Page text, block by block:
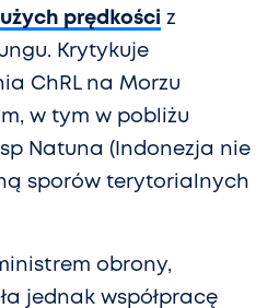
prędkości z
Krytykuje
ChRL na Morzu
w tym w pobliżu
Natuna (Indonezja nie
sporów terytorialnych
obrony,
jednak współpracę